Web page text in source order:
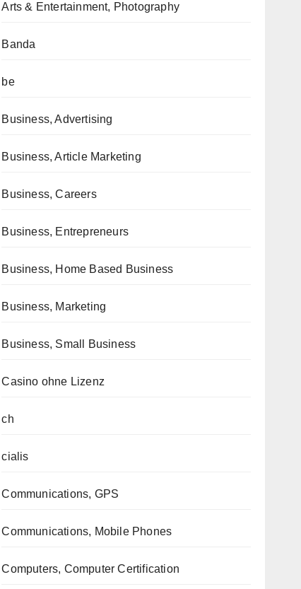
Arts & Entertainment, Photography
Banda
be
Business, Advertising
Business, Article Marketing
Business, Careers
Business, Entrepreneurs
Business, Home Based Business
Business, Marketing
Business, Small Business
Casino ohne Lizenz
ch
cialis
Communications, GPS
Communications, Mobile Phones
Computers, Computer Certification